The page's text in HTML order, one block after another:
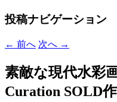
投稿ナビゲーション
← 前へ 次へ →
素敵な現代水彩
Curation SOLD